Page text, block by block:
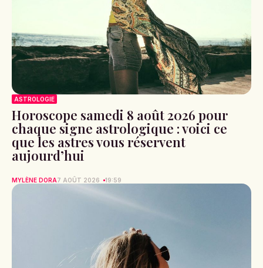
ASTROLOGIE
Horoscope samedi 8 août 2026 pour
chaque signe astrologique : voici ce
que les astres vous réservent
aujourd’hui
MYLÈNE DORA7 AOÛT 2026 19:59